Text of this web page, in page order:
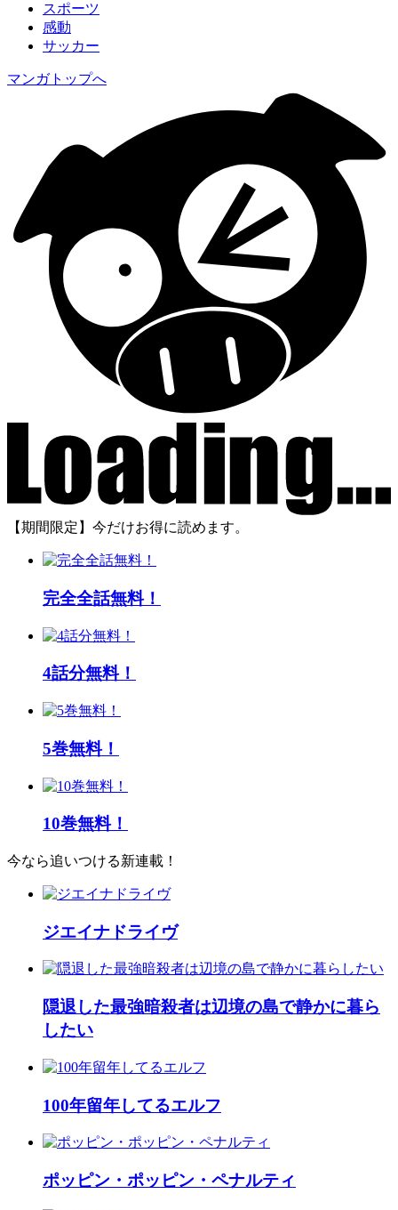
スポーツ
感動
サッカー
マンガトップへ
【期間限定】今だけお得に読めます。
完全全話無料！
4話分無料！
5巻無料！
10巻無料！
今なら追いつける新連載！
ジエイナドライヴ
隠退した最強暗殺者は辺境の島で静かに暮ら
したい
100年留年してるエルフ
ポッピン・ポッピン・ペナルティ